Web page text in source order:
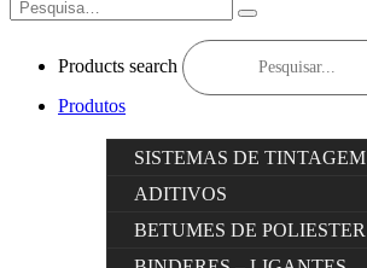
Products search
Produtos
SISTEMAS DE TINTAGEM
ADITIVOS
BETUMES DE POLIESTER